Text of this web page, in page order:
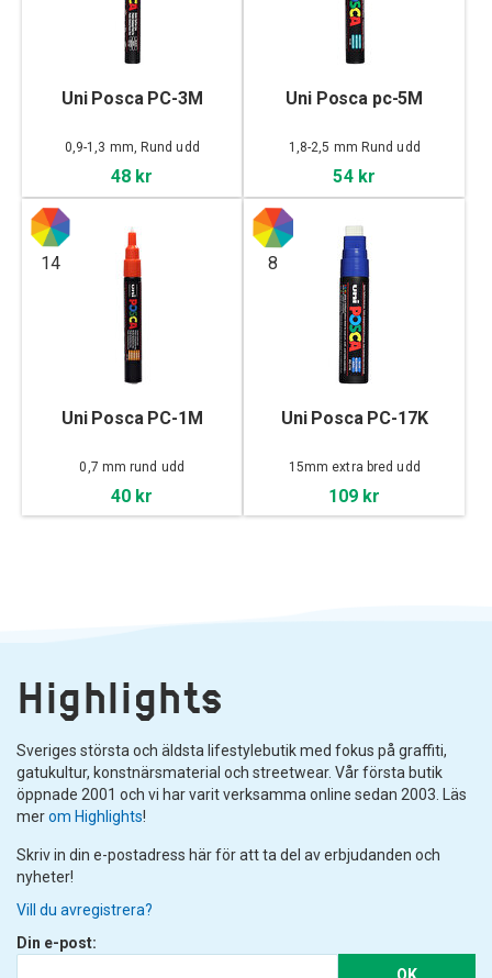
Uni Posca PC-3M
0,9-1,3 mm, Rund udd
48 kr
Uni Posca pc-5M
1,8-2,5 mm Rund udd
54 kr
14
Uni Posca PC-1M
0,7 mm rund udd
40 kr
8
Uni Posca PC-17K
15mm extra bred udd
109 kr
Highlights
Sveriges största och äldsta lifestylebutik med fokus på graffiti,
gatukultur, konstnärsmaterial och streetwear. Vår första butik
öppnade 2001 och vi har varit verksamma online sedan 2003. Läs
merom Highlights!
Skriv in din e-postadress här för att ta del av erbjudanden och
nyheter!
Vill du avregistrera?
Din e-post: